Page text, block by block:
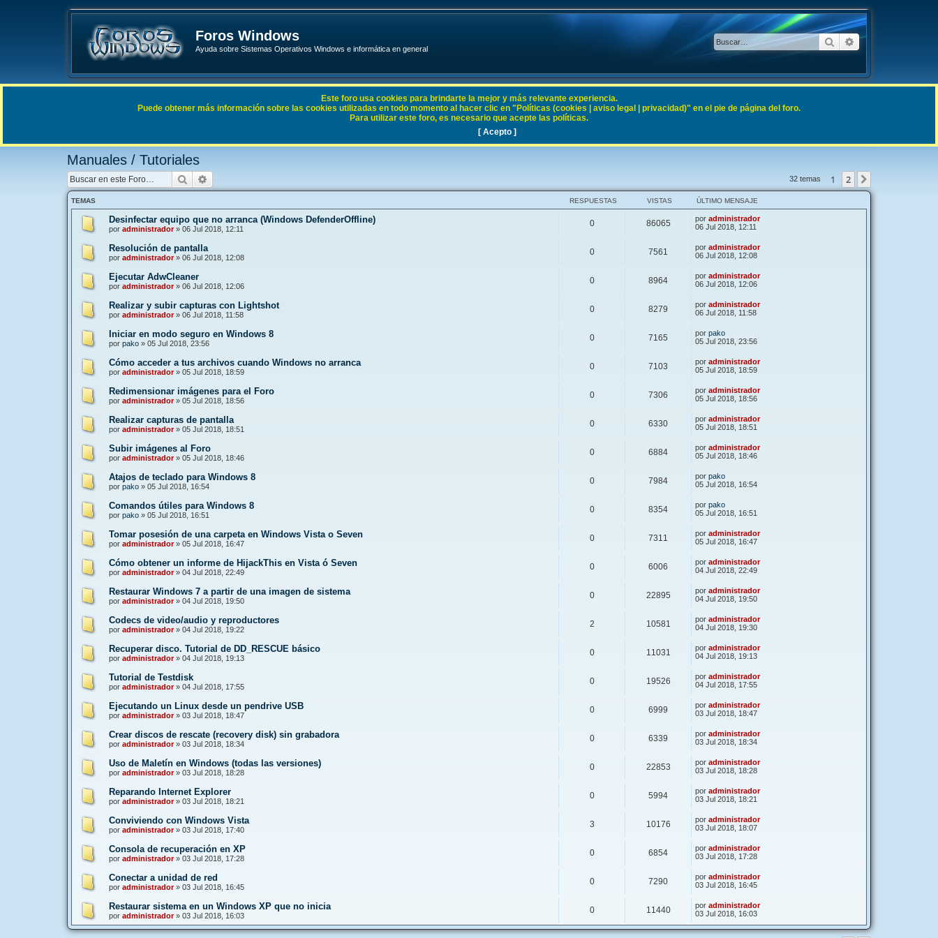
Foros Windows
Ayuda sobre Sistemas Operativos Windows e informática en general
BuscarBúsqueda
Enlaces rápidos FAQ
Manuales / Tutoriales
Buscar 32 temas 1 2
TEMAS RESPUESTAS VISTAS ÚLTIMO MENSAJE
Desinfectar equipo que no arranca (Windows DefenderOffline)
por administrador» 06 Jul 2018, 12:11
0 86065 por administrador
06 Jul 2018, 12:11
Resolución de pantalla
por administrador» 06 Jul 2018, 12:08
0 7561 por administrador
06 Jul 2018, 12:08
Ejecutar AdwCleaner
por administrador» 06 Jul 2018, 12:06
0 8964 por administrador
06 Jul 2018, 12:06
Realizar y subir capturas con Lightshot
por administrador» 06 Jul 2018, 11:58
0 8279 por administrador
06 Jul 2018, 11:58
Iniciar en modo seguro en Windows 8
por pako » 05 Jul 2018, 23:56
0 7165 por pako
05 Jul 2018, 23:56
Cómo acceder a tus archivos cuando Windows no arranca
por administrador» 05 Jul 2018, 18:59
0 7103 por administrador
05 Jul 2018, 18:59
Redimensionar imágenes para el Foro
por administrador» 05 Jul 2018, 18:56
0 7306 por administrador
05 Jul 2018, 18:56
Realizar capturas de pantalla
por administrador» 05 Jul 2018, 18:51
0 6330 por administrador
05 Jul 2018, 18:51
Subir imágenes al Foro
por administrador» 05 Jul 2018, 18:46
0 6884 por administrador
05 Jul 2018, 18:46
Atajos de teclado para Windows 8
por pako » 05 Jul 2018, 16:54
0 7984 por pako
05 Jul 2018, 16:54
Comandos útiles para Windows 8
por pako » 05 Jul 2018, 16:51
0 8354 por pako
05 Jul 2018, 16:51
Tomar posesión de una carpeta en Windows Vista o Seven
por administrador» 05 Jul 2018, 16:47
0 7311 por administrador
05 Jul 2018, 16:47
Cómo obtener un informe de HijackThis en Vista ó Seven
por administrador» 04 Jul 2018, 22:49
0 6006 por administrador
04 Jul 2018, 22:49
Restaurar Windows 7 a partir de una imagen de sistema
por administrador» 04 Jul 2018, 19:50
0 22895 por administrador
04 Jul 2018, 19:50
Codecs de video/audio y reproductores
por administrador» 04 Jul 2018, 19:22
2 10581 por administrador
04 Jul 2018, 19:30
Recuperar disco. Tutorial de DD_RESCUE básico
por administrador» 04 Jul 2018, 19:13
0 11031 por administrador
04 Jul 2018, 19:13
Tutorial de Testdisk
por administrador» 04 Jul 2018, 17:55
0 19526 por administrador
04 Jul 2018, 17:55
Ejecutando un Linux desde un pendrive USB
por administrador» 03 Jul 2018, 18:47
0 6999 por administrador
03 Jul 2018, 18:47
Crear discos de rescate (recovery disk) sin grabadora
por administrador» 03 Jul 2018, 18:34
0 6339 por administrador
03 Jul 2018, 18:34
Uso de Maletín en Windows (todas las versiones)
por administrador» 03 Jul 2018, 18:28
0 22853 por administrador
03 Jul 2018, 18:28
Reparando Internet Explorer
por administrador» 03 Jul 2018, 18:21
0 5994 por administrador
03 Jul 2018, 18:21
Conviviendo con Windows Vista
por administrador» 03 Jul 2018, 17:40
3 10176 por administrador
03 Jul 2018, 18:07
Consola de recuperación en XP
por administrador» 03 Jul 2018, 17:28
0 6854 por administrador
03 Jul 2018, 17:28
Conectar a unidad de red
por administrador» 03 Jul 2018, 16:45
0 7290 por administrador
03 Jul 2018, 16:45
Restaurar sistema en un Windows XP que no inicia
por administrador» 03 Jul 2018, 16:03
0 11440 por administrador
03 Jul 2018, 16:03
Este foro usa cookies para brindarte la mejor y más relevante experiencia.
Puede obtener más información sobre las cookies utilizadas en todo momento al hacer clic en "Políticas (cookies | aviso legal | privacidad)" en el pie de página del foro.
Para utilizar este foro, es necesario que acepte las políticas.
[ Acepto ]